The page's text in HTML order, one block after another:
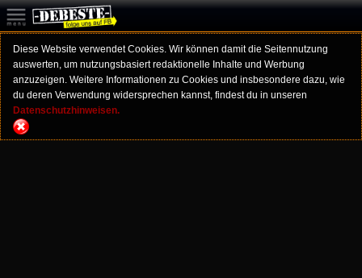
Diese Website verwendet Cookies. Wir können damit die Seitennutzung
auswerten, um nutzungsbasiert redaktionelle Inhalte und Werbung
anzuzeigen. Weitere Informationen zu Cookies und insbesondere dazu, wie
du deren Verwendung widersprechen kannst, findest du in unseren
Datenschutzhinweisen.